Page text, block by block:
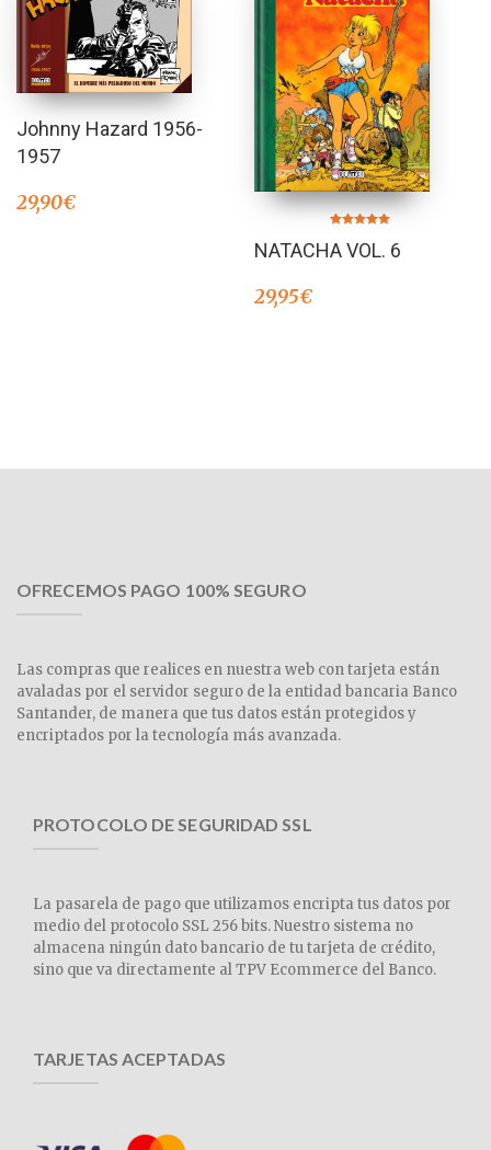
Johnny Hazard 1956-
1957
29,90€
5.00
de 5
NATACHA VOL. 6
29,95€
OFRECEMOS PAGO 100% SEGURO
Las compras que realices en nuestra web con tarjeta están
avaladas por el servidor seguro de la entidad bancaria Banco
Santander, de manera que tus datos están protegidos y
encriptados por la tecnología más avanzada.
PROTOCOLO DE SEGURIDAD SSL
La pasarela de pago que utilizamos encripta tus datos por
medio del protocolo SSL 256 bits. Nuestro sistema no
almacena ningún dato bancario de tu tarjeta de crédito,
sino que va directamente al TPV Ecommerce del Banco.
TARJETAS ACEPTADAS